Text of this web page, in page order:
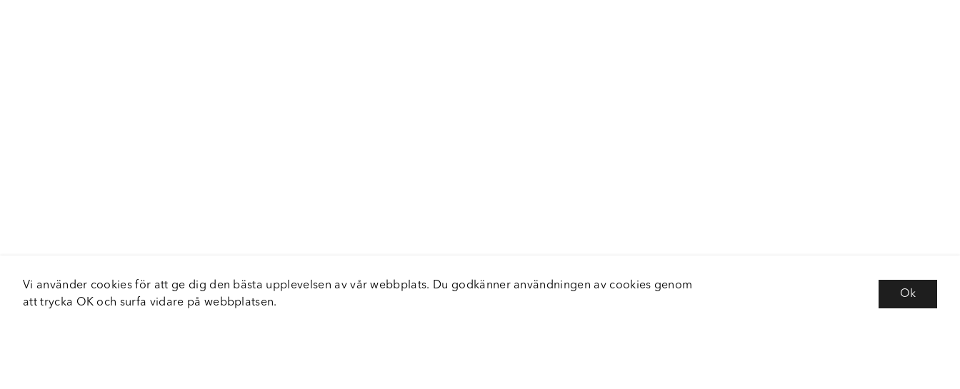
Vi använder cookies för att ge dig den bästa upplevelsen av vår webbplats. Du godkänner användningen av cookies genom
att trycka OK och surfa vidare på webbplatsen.
Ok